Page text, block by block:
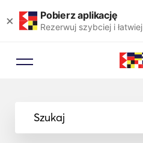
× Pobierz aplikację
Rezerwuj szybciej i łatwiej
Szukaj